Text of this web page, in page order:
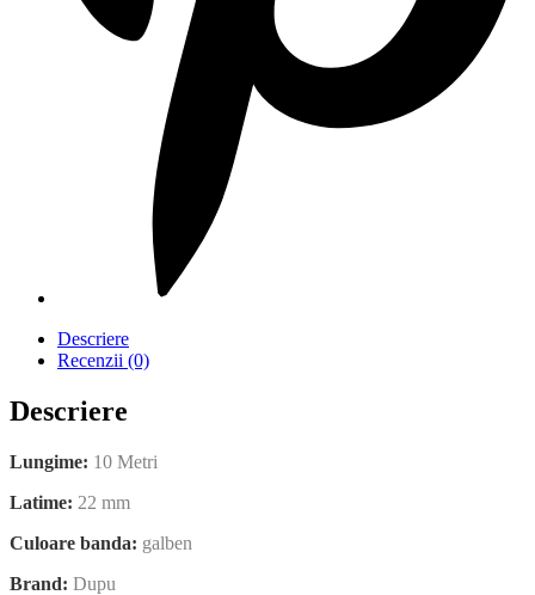
Descriere
Recenzii (0)
Descriere
Lungime: 10 Metri
Latime: 22 mm
Culoare banda: galben
Brand: Dupu